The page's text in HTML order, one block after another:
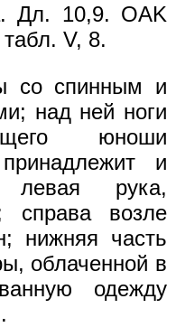
Дл. 10,9. OAK
V, 8.
со спинным и
над ней ноги
юноши
и
левая рука,
справа возле
нижняя часть
облаченной в
одежду